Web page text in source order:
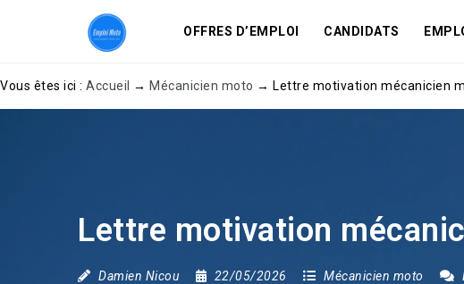
OFFRES D’EMPLOI CANDIDATS
Vous êtes ici : Accueil → Mécanicien moto → Lettre motivation mécanicien
Lettre motivation
Damien Nicou 22/05/2026 Mécanicien moto